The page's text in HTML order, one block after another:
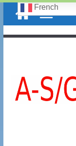
Passer
contenu
French